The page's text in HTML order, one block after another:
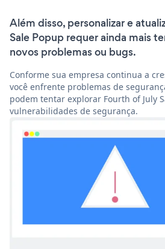
Além disso, personalizar e
Sale Popup requer ainda mais
novos problemas ou bugs.
Conforme sua empresa continua a
você enfrente problemas de
podem tentar explorar Fourth of July
vulnerabilidades de segurança.